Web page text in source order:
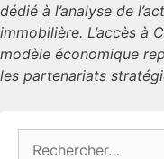
dédié à l’analyse de
immobilière. L’accès à
modèle économique
les partenariats